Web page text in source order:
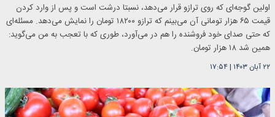
اولین گوجه‌ای که روی ترازو قرار می‌دهد، نسبتا درشت است و پس از وارد کردن
قیمت ۶۵ هزار تومانی آن می‌بینم که ترازو ۱۸۲۰۰ تومان را نمایش می‌دهد. مسئله‌ای
که حتی صدای خود فروشنده را هم در می‌آورد، طوری که با تعجب به من می‌گوید:
همین شد ۱۸ هزار تومان.
۲۲ آبان ۱۴۰۳ |۱۷:۵۴